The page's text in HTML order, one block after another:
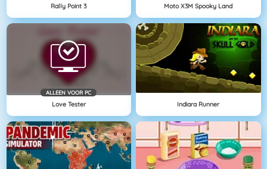
Rally Point 3 Moto X3M Spooky Land
ALLEEN VOOR PC
Love Tester Indiara Runner